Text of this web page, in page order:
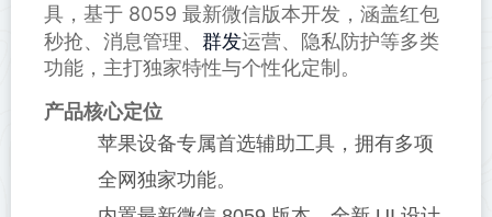
具，基于 8059 最新微信版本开发，涵盖红包
秒抢、消息管理、 群发运营、隐私防护等多类
功能，主打独家特性与个性化定制。
产品核心定位
苹果设备专属首选辅助工具，拥有多项
全网独家功能。